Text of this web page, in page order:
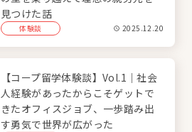
見つけた話
体験談 2025.12.20
【コープ留学体験談】Vol.1｜社会
人経験があったからこそゲットで
きたオフィスジョブ、一歩踏み出
す勇気で世界が広がった